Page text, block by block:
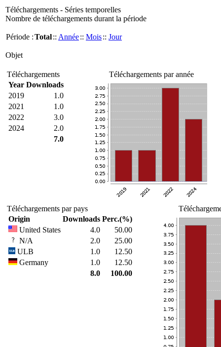
Téléchargements - Séries temporelles
Nombre de téléchargements durant la période
Période :Total:: Année:: Mois:: Jour
Objet
Téléchargements
Year Downloads
2019
1.0
2021
1.0
2022
3.0
2024
2.0
7.0
Téléchargements par année
Téléchargements par pays
Origin
Downloads Perc.(%)
United States
4.0
50.00
N/A
2.0
25.00
ULB
1.0
12.50
Germany
1.0
12.50
8.0
100.00